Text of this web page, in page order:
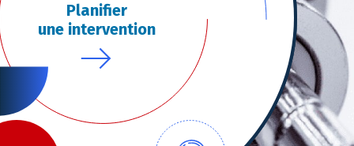
Planifier
une intervention